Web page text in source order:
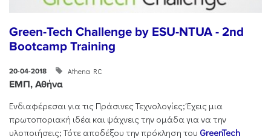
Green-Tech Challenge by ESU-NTUA - 2nd
Bootcamp Training
20-04-2018 Athena RC
ΕΜΠ, Αθήνα
Ενδιαφέρεσαι για τις Πράσινες Τεχνολογίες; Έχεις μια
πρωτοποριακή ιδέα και ψάχνεις την ομάδα για να την
υλοποιήσεις; Τότε αποδέξου την πρόκληση του GreenTech